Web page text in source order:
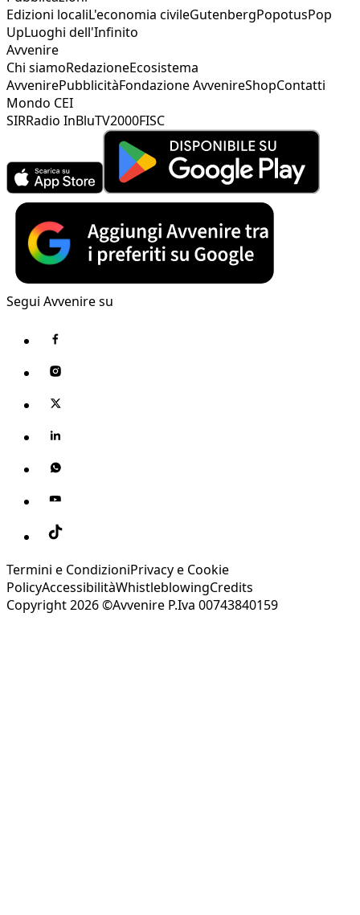
Edizioni localiL'economia civileGutenbergPopotusPop
UpLuoghi dell'Infinito
Avvenire
Chi siamoRedazioneEcosistema
AvvenirePubblicitàFondazione AvvenireShopContatti
Mondo CEI
SIRRadio InBluTV2000FISC
Segui Avvenire su
Termini e CondizioniPrivacy e Cookie
PolicyAccessibilitàWhistleblowingCredits
Copyright 2026 ©Avvenire P.Iva 00743840159